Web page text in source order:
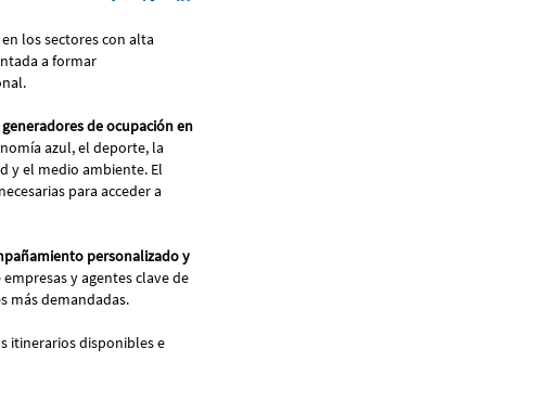
los sectores con alta
a formar
de ocupación en
azul, el deporte, la
y el medio ambiente. El
para acceder a
personalizado y
y agentes clave de
más demandadas.
itinerarios disponibles e